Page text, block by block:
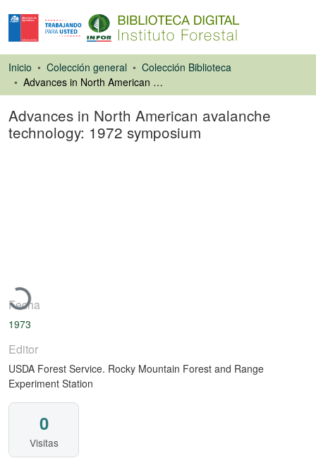
Inicio Colección general
Colección Biblioteca
Advances in North American avalanche technology: 1972 symposium
Advances in North American avalanche
technology: 1972 symposium
Cargando...
Fecha
1973
Editor
USDA Forest Service. Rocky Mountain Forest and Range
Experiment Station
0
Visitas